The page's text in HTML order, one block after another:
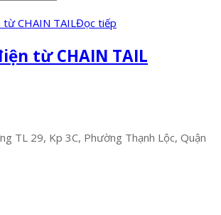
Đọc tiếp
từ CHAIN TAIL
TL 29, Kp 3C, Phường Thạnh Lộc, Quận